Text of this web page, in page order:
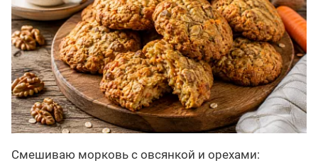
Смешиваю морковь с овсянкой и орехами: